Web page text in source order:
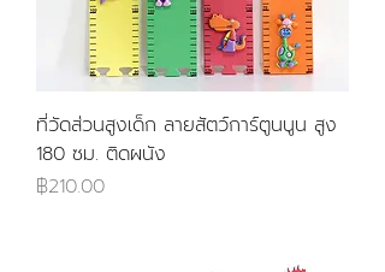
ที่วัดส่วนสูงเด็ก ลายสัตว์การ์ตูนนูน สูง
180 ซม. ติดผนัง
ราคา
฿210.00